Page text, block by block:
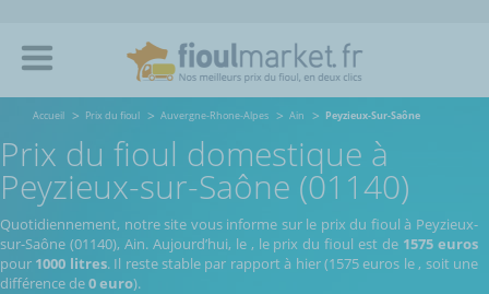
Accueil Prix du fioul Auvergne-Rhone-Alpes Ain Peyzieux-Sur-Saône
Prix du fioul domestique à
Peyzieux-sur-Saône (01140)
Quotidiennement, notre site vous informe sur le prix du fioul à Peyzieux-
sur-Saône (01140), Ain. Aujourd’hui, le , le prix du fioul est de 1575 euros
pour 1000 litres. Il reste stable par rapport à hier (1575 euros le, soit une
différence de0 euro).